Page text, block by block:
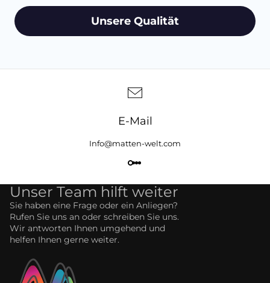
Unsere Qualität
E-Mail
Info@matten-welt.com
Unser Team hilft weiter
Sie haben eine Frage oder ein Anliegen?
Rufen Sie uns an oder schreiben Sie uns.
Wir antworten Ihnen umgehend und
helfen Ihnen gerne weiter.